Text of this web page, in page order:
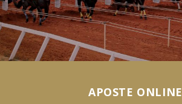
t
u
b
e
APOSTE ONLINE